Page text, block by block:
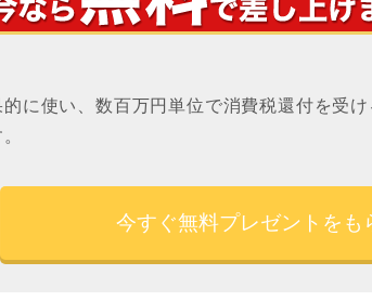
に使い、数百万円単位で消費税還付を受
今すぐ無料プレゼントをも